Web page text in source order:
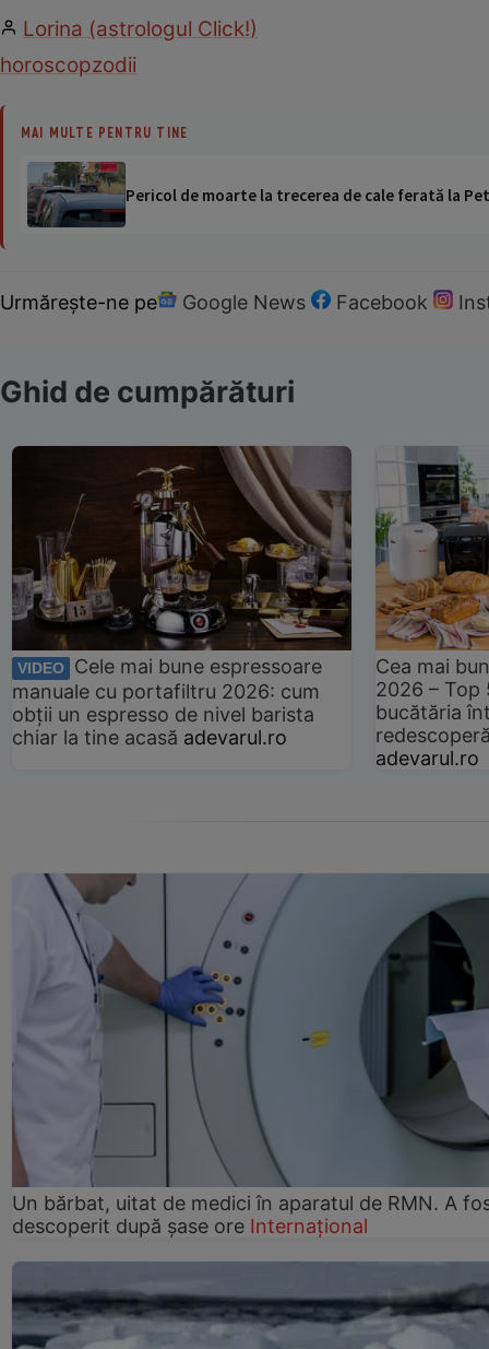
Lorina (astrologul Click!)
horoscopzodii
MAI MULTE PENTRU TINE
Pericol de moarte la trecerea de cale ferată la
Urmărește-ne pe Google News Facebook
Ghid de cumpărături
VIDEO
Cele mai bune espressoare
manuale cu portafiltru 2026: cum
obții un espresso de nivel barista
chiar la tine acasă adevarul.ro
Cea mai
2026 –
bucătăria
adevarul.ro
Un bărbat, uitat de medici în aparatul de RMN. A
descoperit după șase ore Internațional